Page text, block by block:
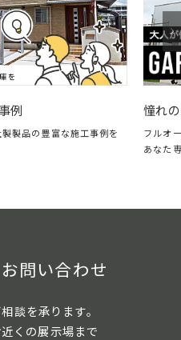
例
製品の豊富な施工事例を
憧れ
フルオ
あなた
問い合わせ
談を承ります。
くの展示場まで